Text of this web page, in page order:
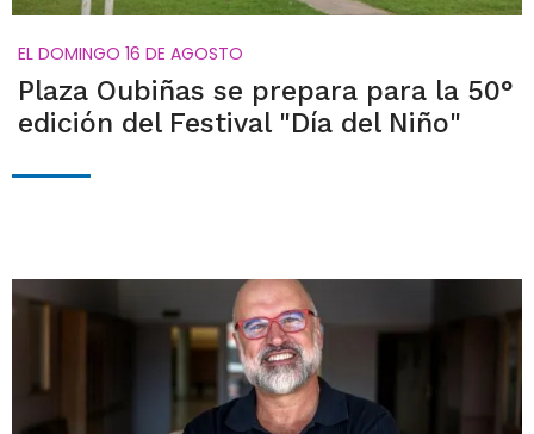
EL DOMINGO 16 DE AGOSTO
Plaza Oubiñas se prepara para la 50°
edición del Festival "Día del Niño"